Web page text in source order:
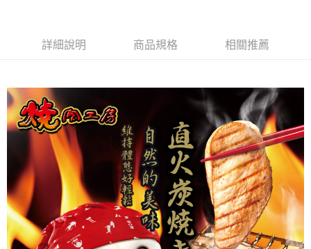
大哥付你分期
1.本服務由台灣大哥大提供，台灣大哥大用戶可立即使用無須另外申請。
2.付款方式選擇「大哥付你分期」，訂單成立後會自動跳轉到大哥付的交易
流程，驗證手機門號後，選擇欲分期的期數、繳款截止日，確認付款後即完
成交易。
3.實際核准額度、可分期數及費用金額請依後續交易確認頁面所載為準。
4.訂單成立30分鐘內，如未前往確認交易或遇審核未通過，訂單將自動取
消。如遇「轉專審核」未通過狀況，表示未達大哥付你分期系統評分，恕無
法說明評估內容。
【繳款方式說明】
1.分期款項不併入電信帳單，「大哥付你分期」於每月結算日後寄送繳費提
醒簡訊。
2.透過簡訊連結打開帳單後，可選擇「超商條碼／台灣大直營門市／銀行轉
帳／街口支付／iPASS MONEY」等通路繳費。
相關說明
【關於「AFTEE先享後付」】
AFTEE先享後付是「在收到商品之後才付款」的支付方式。 讓您購物簡單
便利好安心！
１．簡單：不需註冊會員、不需綁卡、不需儲值。
２．便利：只要手機號碼，簡訊認證，即可結帳。
３．安心：先確認商品／服務後，再付款。
【「AFTEE先享後付」結帳流程】
１．於結帳方式選擇「AFTEE先享後付」後，將跳轉至「AFTEE先享後付」
結帳頁面，進行簡訊認證並確認金額後，即可完成結帳。
２．訂單成立數日內，您將收到繳費通知簡訊。
ATM付款
運送方式
全家取貨付款
每筆NT$65，滿NT$1,000(含以上)免運費
詳細說明 商品規格 相關推薦